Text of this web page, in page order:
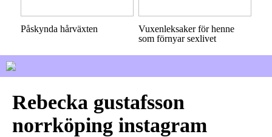
Påskynda hårväxten
Vuxenleksaker för henne
som förnyar sexlivet
Rebecka gustafsson
norrköping instagram